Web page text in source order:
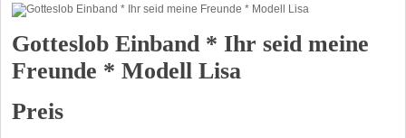
Gotteslob Einband * Ihr seid meine
Freunde * Modell Lisa
Preis